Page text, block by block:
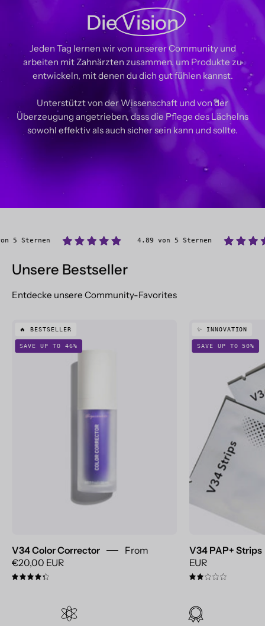
DieVision
Jeden Tag lernen wir von unserer Community und
arbeiten mit Zahnärzten zusammen, um Produkte zu
entwickeln, mit denen du dich gut fühlen kannst.
Unterstützt von der Wissenschaft und von der
Überzeugung angetrieben, dass die Pflege des Lächelns
sowohl effektiv als auch sicher sein kann und sollte.
von 5 Sternen 4.89 von 5 Sternen
Unsere Bestseller
Entdecke unsere Community-Favorites
🔥 BESTSELLER
SAVE UP TO 46%
V34 Color Corrector
From
€20,00 EUR
✨ INNOVATION
SAVE UP TO 50%
V34 PAP+ Strips
EUR
2.0